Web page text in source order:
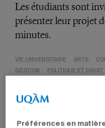
Les étudiants sont
présenter leur projet
minutes.
VIE UNIVERSITAIRE ARTS
GESTION
POLITIQUE ET DROIT
Préférences en